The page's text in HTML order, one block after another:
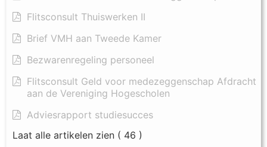
Flitsconsult Thuiswerken II
Brief VMH aan Tweede Kamer
Bezwarenregeling personeel
Flitsconsult Geld voor medezeggenschap Afdracht
aan de Vereniging Hogescholen
Adviesrapport studiesucces
Laat alle artikelen zien ( 46 )